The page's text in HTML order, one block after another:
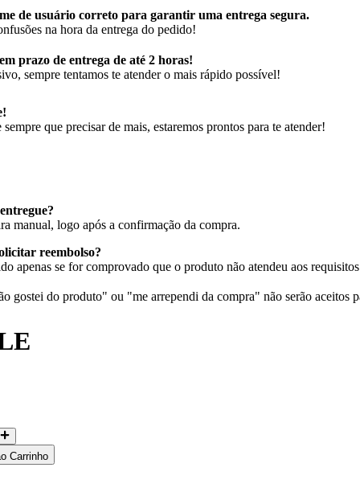
de usuário correto para garantir uma entrega segura.
na hora da entrega do pedido!
prazo de entrega de até 2 horas!
sempre tentamos te atender o mais rápido possível!
que precisar de mais, estaremos prontos para te atender!
manual, logo após a confirmação da compra.
reembolso?
apenas se for comprovado que o produto não atendeu aos
gostei do produto" ou "me arrependi da compra" não serão aceitos
Carrinho